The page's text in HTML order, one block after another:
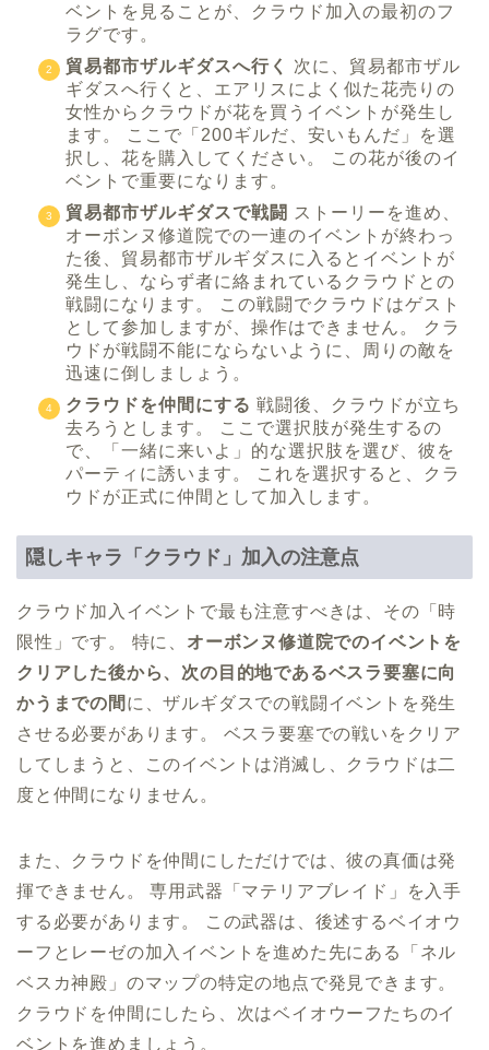
ベントを見ることが、クラウド加入の最初のフ
ラグです。
貿易都市ザルギダスへ行く
次に、貿易都市ザル
ギダスへ行くと、エアリスによく似た花売りの
女性からクラウドが花を買うイベントが発生し
ます。 ここで「200ギルだ、安いもんだ」を選
択し、花を購入してください。 この花が後のイ
ベントで重要になります。
貿易都市ザルギダスで戦闘 ストーリーを進め、
オーボンヌ修道院での一連のイベントが終わっ
た後、貿易都市ザルギダスに入るとイベントが
発生し、ならず者に絡まれているクラウドとの
戦闘になります。 この戦闘でクラウドはゲスト
として参加しますが、操作はできません。 クラ
ウドが戦闘不能にならないように、周りの敵を
迅速に倒しましょう。
クラウドを仲間にする 戦闘後、クラウドが立ち
去ろうとします。 ここで選択肢が発生するの
で、「一緒に来いよ」的な選択肢を選び、彼を
パーティに誘います。 これを選択すると、クラ
ウドが正式に仲間として加入します。
隠しキャラ「クラウド」加入の注意点
クラウド加入イベントで最も注意すべきは、その「時
限性」です。 特に、 オーボンヌ修道院でのイベントを
クリアした後から、次の目的地であるベスラ要塞に向
かうまでの間 に、ザルギダスでの戦闘イベントを発生
させる必要があります。 ベスラ要塞での戦いをクリア
してしまうと、このイベントは消滅し、クラウドは二
度と仲間になりません。
また、クラウドを仲間にしただけでは、彼の真価は発
揮できません。 専用武器「マテリアブレイド」を入手
する必要があります。 この武器は、後述するベイオウ
ーフとレーゼの加入イベントを進めた先にある「ネル
ベスカ神殿」のマップの特定の地点で発見できます。
クラウドを仲間にしたら、次はベイオウーフたちのイ
ベントを進めましょう。